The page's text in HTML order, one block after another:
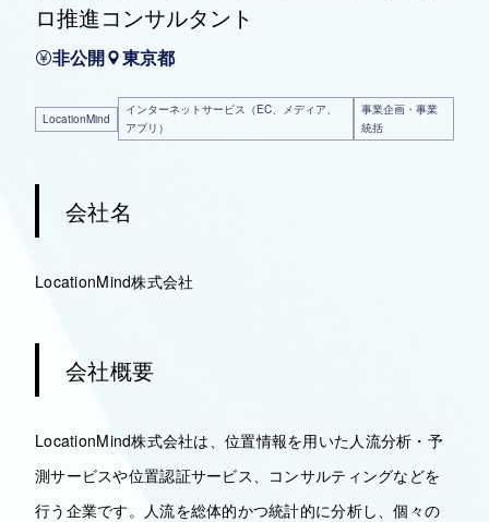
ロ推進コンサルタント
非公開 東京都
LocationMind
インターネットサービス（EC、メディア、
アプリ）
事業企画・事業
統括
会社名
LocationMind株式会社
会社概要
LocationMind株式会社は、位置情報を用いた人流分析・予
測サービスや位置認証サービス、コンサルティングなどを
行う企業です。人流を総体的かつ統計的に分析し、個々の